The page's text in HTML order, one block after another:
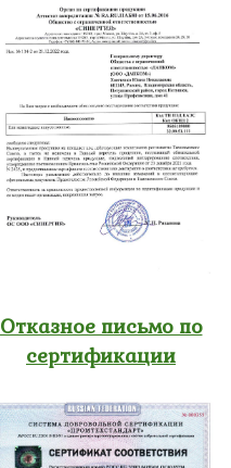
Отказное письмо по
сертификации